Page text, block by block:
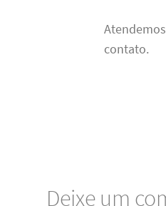
contato.
Deixe um